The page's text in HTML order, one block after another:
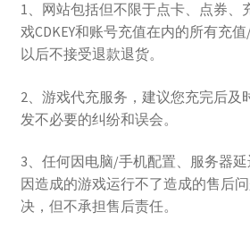
1、网站包括但不限于点卡、点券、
戏CDKEY和账号充值在内的所有充
以后不接受退款退货。
2、游戏代充服务，建议您充完后及
发不必要的纠纷和误会。
3、任何因电脑/手机配置、服务器
因造成的游戏运行不了造成的售后
决，但不承担售后责任。